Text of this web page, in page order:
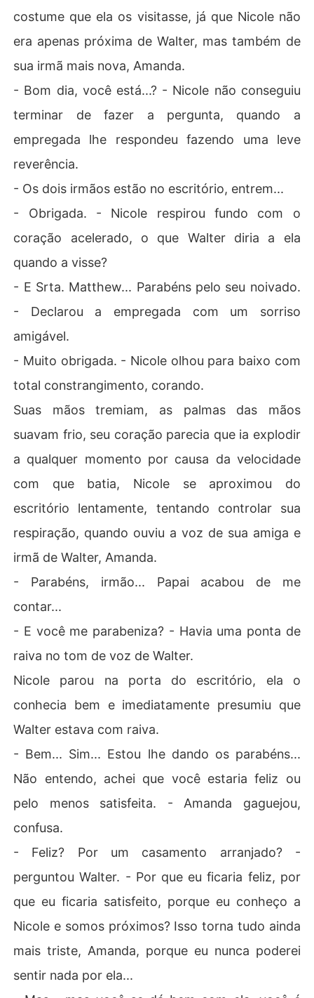
costume que ela os visitasse, já que Nicole não
era apenas próxima de Walter, mas também de
sua irmã mais nova, Amanda.
- Bom dia, você está...? - Nicole não conseguiu
terminar de fazer a pergunta, quando a
empregada lhe respondeu fazendo uma leve
reverência.
- Os dois irmãos estão no escritório, entrem...
- Obrigada. - Nicole respirou fundo com o
coração acelerado, o que Walter diria a ela
quando a visse?
- E Srta. Matthew... Parabéns pelo seu noivado.
- Declarou a empregada com um sorriso
amigável.
- Muito obrigada. - Nicole olhou para baixo com
total constrangimento, corando.
Suas mãos tremiam, as palmas das mãos
suavam frio, seu coração parecia que ia explodir
a qualquer momento por causa da velocidade
com que batia, Nicole se aproximou do
escritório lentamente, tentando controlar sua
respiração, quando ouviu a voz de sua amiga e
irmã de Walter, Amanda.
- Parabéns, irmão... Papai acabou de me
contar...
- E você me parabeniza? - Havia uma ponta de
raiva no tom de voz de Walter.
Nicole parou na porta do escritório, ela o
conhecia bem e imediatamente presumiu que
Walter estava com raiva.
- Bem... Sim... Estou lhe dando os parabéns...
Não entendo, achei que você estaria feliz ou
pelo menos satisfeita. - Amanda gaguejou,
confusa.
- Feliz? Por um casamento arranjado? -
perguntou Walter. - Por que eu ficaria feliz, por
que eu ficaria satisfeito, porque eu conheço a
Nicole e somos próximos? Isso torna tudo ainda
mais triste, Amanda, porque eu nunca poderei
sentir nada por ela...